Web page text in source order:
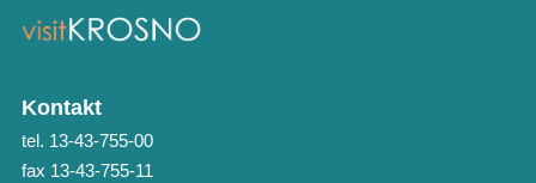
Kontakt
tel. 13-43-755-00
fax 13-43-755-11